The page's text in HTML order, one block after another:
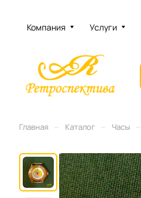
Компания Услуги
Главная Каталог Часы